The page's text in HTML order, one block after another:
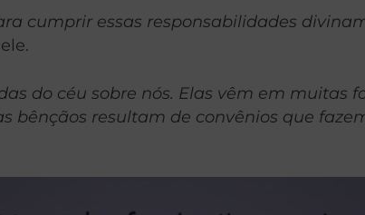
cumprir essas responsabilidades
do céu sobre nós. Elas vêm em
bênçãos resultam de convênios que